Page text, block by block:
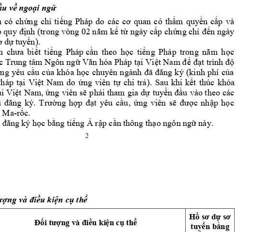
2
u về ngoại ngữ
có chứng chỉ tiếng Pháp do các cơ quan có thẩm quyền cấp và
quy định (trong vòng 02 năm kể từ ngày cấp chứng chỉ đến ngày
dự tuyển).
chưa biết tiếng Pháp cần theo học tiếng Pháp trong năm học
Trung tâm Ngôn ngữ Văn hóa Pháp tại Việt Nam để đạt trình độ
ng yêu cầu của khóa học chuyên ngành đã đăng ký (kinh ph của
tại Việt Nam do ứng viên tự chi trả). Sau khi kết thúc khóa
i Việt Nam, ứng viên sẽ phải tham gia dự tuyển đầu vào theo các
đăng ký. Trường hợp đạt yêu cầu, ứng viên sẽ được nhập học
rốc.
g ký học bằng tiếng Ả rập cần thông thạo ngôn ngữ này.
ng và điều kiện cụ thể
Đối tượng và điều kiện cụ thể
Hồ sơ dự sơ
tuyển bằng